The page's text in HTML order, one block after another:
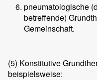
pneumatologische
betreffende)
Gemeinschaft.
(5) Konstitutive
beispielsweise: